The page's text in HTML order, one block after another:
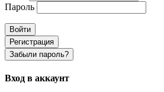
Пароль
Войти
Регистрация
Забыли пароль?
Вход в аккаунт